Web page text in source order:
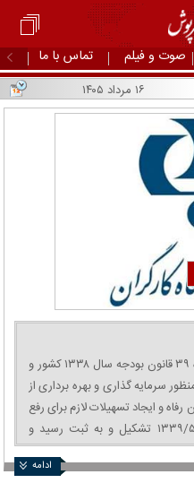
صوت و فیلم تماس با ما
بانک رفاه کارگران در اجرای تبصره ماده ۳۹ قانون بودجه سال ۱۳۳۸ کشور و
منظور سرمایه گذاری و بهره برداری از
و ایجاد تسهیلات لازم برای رفع
نیازمندیهای طبقه کارگر در تاریخ ۱۳۳۹/۵/۲۷ تشکیل و به ثبت رسید و
خود را از ششم فروردین ۱۳۴۰ با افتتاح شعبه مرکزی در تهران و شعبه
چهار صد میلیون ریال و از سوی
ادامه